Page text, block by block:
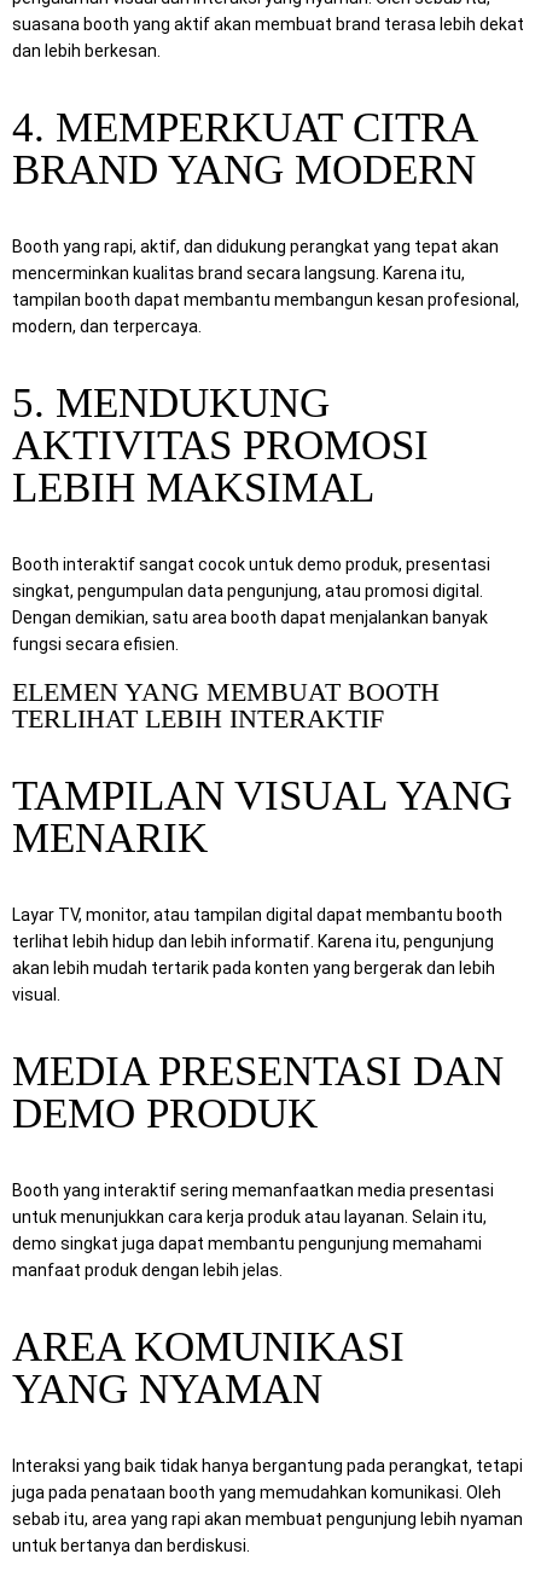
suasana booth yang aktif akan membuat brand terasa lebih dekat
dan lebih berkesan.
4. MEMPERKUAT CITRA
BRAND YANG MODERN
Booth yang rapi, aktif, dan didukung perangkat yang tepat akan
mencerminkan kualitas brand secara langsung. Karena itu,
tampilan booth dapat membantu membangun kesan profesional,
modern, dan terpercaya.
5. MENDUKUNG
AKTIVITAS PROMOSI
LEBIH MAKSIMAL
Booth interaktif sangat cocok untuk demo produk, presentasi
singkat, pengumpulan data pengunjung, atau promosi digital.
Dengan demikian, satu area booth dapat menjalankan banyak
fungsi secara efisien.
ELEMEN YANG MEMBUAT BOOTH
TERLIHAT LEBIH INTERAKTIF
TAMPILAN VISUAL YANG
MENARIK
Layar TV, monitor, atau tampilan digital dapat membantu booth
terlihat lebih hidup dan lebih informatif. Karena itu, pengunjung
akan lebih mudah tertarik pada konten yang bergerak dan lebih
visual.
MEDIA PRESENTASI DAN
DEMO PRODUK
Booth yang interaktif sering memanfaatkan media presentasi
untuk menunjukkan cara kerja produk atau layanan. Selain itu,
demo singkat juga dapat membantu pengunjung memahami
manfaat produk dengan lebih jelas.
AREA KOMUNIKASI
YANG NYAMAN
Interaksi yang baik tidak hanya bergantung pada perangkat, tetapi
juga pada penataan booth yang memudahkan komunikasi. Oleh
sebab itu, area yang rapi akan membuat pengunjung lebih nyaman
untuk bertanya dan berdiskusi.